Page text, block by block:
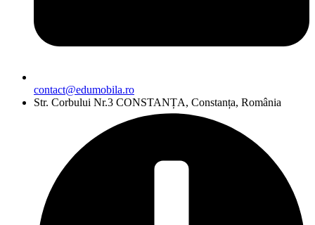
contact@edumobila.ro
Str. Corbului Nr.3 CONSTANȚA, Constanța, România